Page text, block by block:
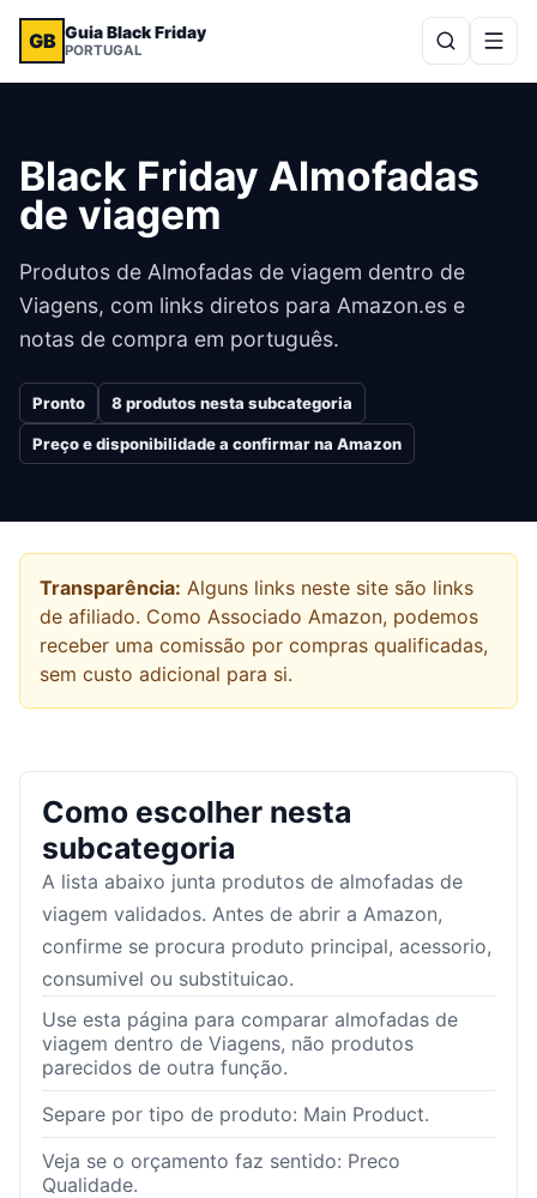
GB Guia Black Friday
PORTUGAL
Black Friday Almofadas
de viagem
Produtos de Almofadas de viagem dentro de
Viagens, com links diretos para Amazon.es e
notas de compra em português.
Pronto 8produtos nesta subcategoria
Preço e disponibilidade a confirmar na Amazon
Transparência: Alguns links neste site são links
de afiliado. Como Associado Amazon, podemos
receber uma comissão por compras qualificadas,
sem custo adicional para si.
Como escolher nesta
subcategoria
A lista abaixo junta produtos de almofadas de
viagem validados. Antes de abrir a Amazon,
confirme se procura produto principal, acessorio,
consumivel ou substituicao.
Use esta página para comparar almofadas de
viagem dentro de Viagens, não produtos
parecidos de outra função.
Separe por tipo de produto: Main Product.
Veja se o orçamento faz sentido: Preco
Qualidade.